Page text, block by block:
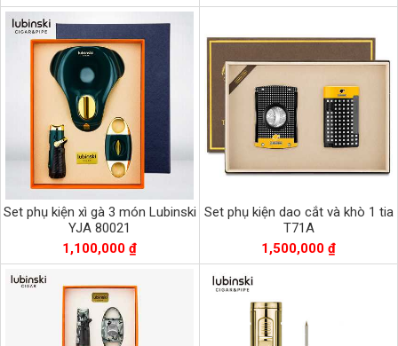
Set phụ kiện xì gà 3 món Lubinski
YJA 80021
1,100,000 ₫
Set phụ kiện dao cắt và khò 1 tia
T71A
1,500,000 ₫